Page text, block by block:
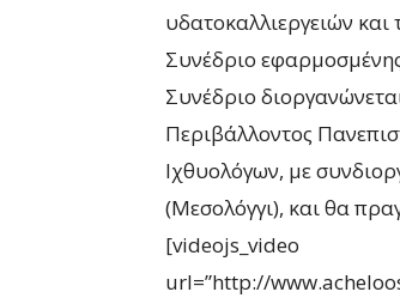
υδατοκαλλιεργειών και
Συνέδριο
Συνέδριο
Περιβάλλοντος
Ιχθυολόγων, με
(Μεσολόγγι), και θα
[videojs_video
url=”http://